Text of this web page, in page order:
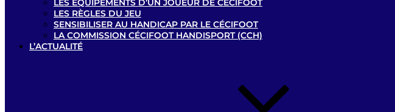
LES ÉQUIPEMENTS D’UN JOUEUR DE CÉCIFOOT
LES RÈGLES DU JEU
SENSIBILISER AU HANDICAP PAR LE CÉCIFOOT
LA COMMISSION CÉCIFOOT HANDISPORT (CCH)
L’ACTUALITÉ